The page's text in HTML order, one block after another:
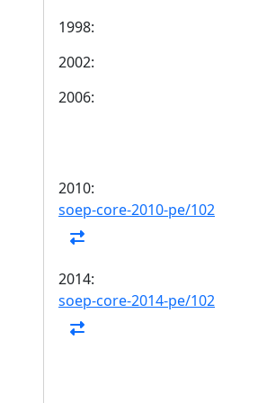
1998:
2002:
2006:
2010:
soep-core-2010-pe/102
2014:
soep-core-2014-pe/102